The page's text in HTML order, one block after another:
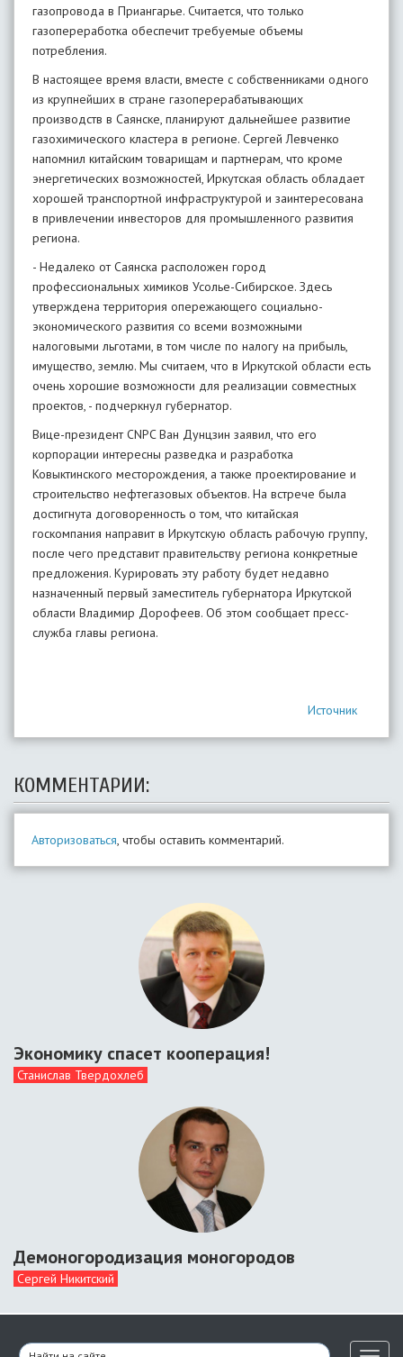
газопровода в Приангарье. Считается, что только
газопереработка обеспечит требуемые объемы
потребления.
В настоящее время власти, вместе с собственниками одного
из крупнейших в стране газоперерабатывающих
производств в Саянске, планируют дальнейшее развитие
газохимического кластера в регионе. Сергей Левченко
напомнил китайским товарищам и партнерам, что кроме
энергетических возможностей, Иркутская область обладает
хорошей транспортной инфраструктурой и заинтересована
в привлечении инвесторов для промышленного развития
региона.
- Недалеко от Саянска расположен город
профессиональных химиков Усолье-Сибирское. Здесь
утверждена территория опережающего социально-
экономического развития со всеми возможными
налоговыми льготами, в том числе по налогу на прибыль,
имущество, землю. Мы считаем, что в Иркутской области есть
очень хорошие возможности для реализации совместных
проектов, - подчеркнул губернатор.
Вице-президент CNPC Ван Дунцзин заявил, что его
корпорации интересны разведка и разработка
Ковыктинского месторождения, а также проектирование и
строительство нефтегазовых объектов. На встрече была
достигнута договоренность о том, что китайская
госкомпания направит в Иркутскую область рабочую группу,
после чего представит правительству региона конкретные
предложения. Курировать эту работу будет недавно
назначенный первый заместитель губернатора Иркутской
области Владимир Дорофеев. Об этом сообщает пресс-
служба главы региона.
Источник
КОММЕНТАРИИ:
Авторизоваться, чтобы оставить комментарий.
Экономику спасет кооперация!
Станислав Твердохлеб
Демоногородизация моногородов
Сергей Никитский